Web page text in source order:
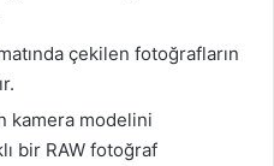
çekilen fotoğrafların
kamera modelini
bir RAW fotoğraf